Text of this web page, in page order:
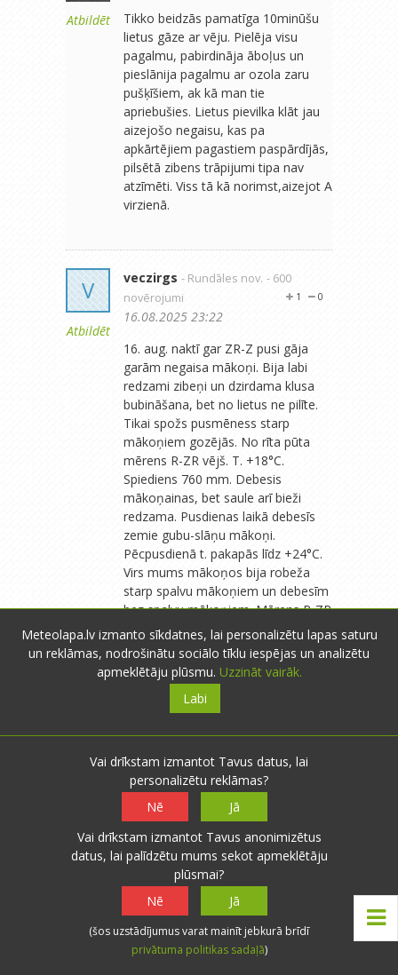
Atbildēt
Tikko beidzās pamatīga 10minūšu
lietus gāze ar vēju. Pielēja visu
pagalmu, pabirdināja āboļus un
pieslānija pagalmu ar ozola zaru
pušķīšiem, ak kā man tie
apriebušies. Lietus pievilka klāt jau
aizejošo negaisu, kas pa
apkārtējiem pagastiem paspārdījās,
pilsētā zibens trāpijumi tipa nav
atzīmēti. Viss tā kā norimst,aizejot A
virzienā.
V
Atbildēt
veczirgs - Rundāles nov. - 600
novērojumi
0
1
16.08.2025 23:22
16. aug. naktī gar ZR-Z pusi gāja
garām negaisa mākoņi. Bija labi
redzami zibeņi un dzirdama klusa
bubināšana, bet no lietus ne pilīte.
Tikai spožs pusmēness starp
mākoņiem gozējās. No rīta pūta
mērens R-ZR vējš. T. +18°C.
Spiediens 760 mm. Debesis
mākoņainas, bet saule arī bieži
redzama. Pusdienas laikā debesīs
zemie gubu-slāņu mākoņi.
Pēcpusdienā t. pakapās līdz +24°C.
Virs mums mākoņos bija robeža
starp spalvu mākoņiem un debesīm
bez spalvu mākoņiem. Mērens R-ZR
vējš saglabājās. Pašlaik t. +11°C.
Spiediens 760 mm. Pirms tumsas
iestāšanās debesīs bija maz
mākoņu.
Migla - Siguldas nov. - 8 novērojumi
17.08.2025 10:05
Vakar novācām 2/3 kartupeļu lauka,
raža ļoti niecīga- 1:2 (no viena
iestādīta groza novākti divi),
pārsvarā sēkla un sīkie, jeb kā
Aglims raksta - "cūkuprieks". Man
vismaz ir kam to izbarot - vistas un
pīles ēd gardu muti, apēdīs un vēl
pietrūks. Izdevās vēl pirms lietus arī
lielāko daļu sīpolu novākt , tos,
Meteolapa.lv izmanto sīkdatnes, lai personalizētu lapas saturu
un reklāmas, nodrošinātu sociālo tīklu iespējas un analizētu
apmeklētāju plūsmu. Uzzināt vairāk.
Labi
Vai drīkstam izmantot Tavus datus, lai
personalizētu reklāmas?
Nē
Jā
Vai drīkstam izmantot Tavus anonimizētus
datus, lai palīdzētu mums sekot apmeklētāju
plūsmai?
Nē
Jā
(šos uzstādījumus varat mainīt jebkurā brīdī
privātuma politikas sadaļā)